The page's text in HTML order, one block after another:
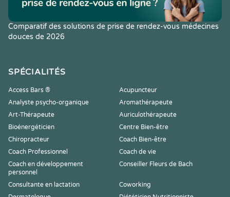
Comparatif des solutions de prise de rendez-vous médecines
douces de 2026
SPÉCIALITÉS
Access Bars ®
Acupuncteur
Analyste psycho-organique
Aromathérapeute
Art-Thérapeute
Auriculothérapeute
Bioénergéticien
Centre Bien-être
Chiropracteur
Coach Bien-être
Coach Professionnel
Coach de vie
Coach en développement
personnel
Conseiller Fleurs de Bach
Consultante en lactation
Coworking